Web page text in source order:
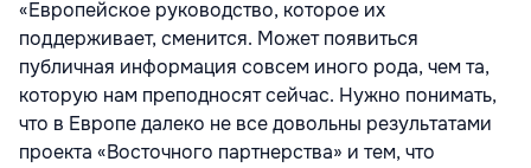
«Европейское руководство, которое их
поддерживает, сменится. Может появиться
публичная информация совсем иного рода, чем та,
которую нам преподносят сейчас. Нужно понимать,
что в Европе далеко не все довольны результатами
проекта «Восточного партнерства» и тем, что